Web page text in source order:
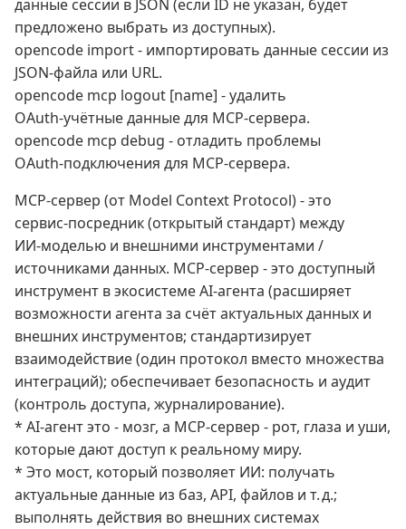
данные сессии в JSON (если ID не указан, будет
предложено выбрать из доступных).
opencode import- импортировать данные сессии из
JSON‑файла или URL.
opencode mcp logout [name] - удалить
OAuth‑учётные данные для MCP‑сервера.
opencode mcp debug - отладить проблемы
OAuth‑подключения для MCP‑сервера.
MCP‑сервер (от Model Context Protocol) - это
сервис‑посредник (открытый стандарт) между
ИИ‑моделью и внешними инструментами /
источниками данных. MCP‑сервер - это доступный
инструмент в экосистеме AI‑агента (расширяет
возможности агента за счёт актуальных данных и
внешних инструментов; стандартизирует
взаимодействие (один протокол вместо множества
интеграций); обеспечивает безопасность и аудит
(контроль доступа, журналирование).
* AI‑агент это - мозг, а MCP‑сервер - рот, глаза и уши,
которые дают доступ к реальному миру.
* Это мост, который позволяет ИИ: получать
актуальные данные из баз, API, файлов и т. д.;
выполнять действия во внешних системах